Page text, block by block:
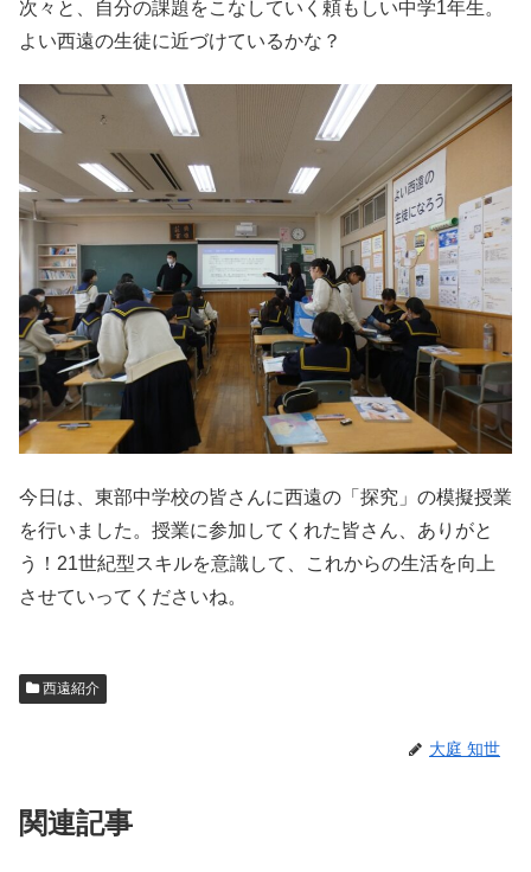
次々と、自分の課題をこなしていく頼もしい中学1年生。
よい西遠の生徒に近づけているかな？
今日は、東部中学校の皆さんに西遠の「探究」の模擬授業
を行いました。授業に参加してくれた皆さん、ありがと
う！21世紀型スキルを意識して、これからの生活を向上
させていってくださいね。
西遠紹介
大庭 知世
関連記事